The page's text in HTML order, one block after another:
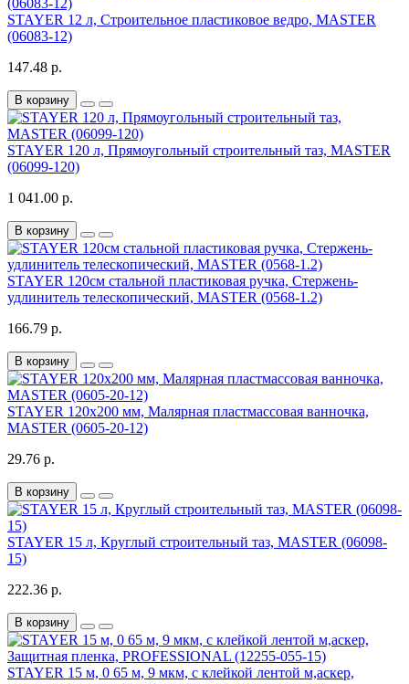
STAYER 12 л, Строительное пластиковое ведро, MASTER
(06083-12)
147.48 р.
В корзину
STAYER 120 л, Прямоугольный строительный таз, MASTER
(06099-120)
1 041.00 р.
В корзину
STAYER 120см стальной пластиковая ручка, Стержень-
удлинитель телескопический, MASTER (0568-1.2)
166.79 р.
В корзину
STAYER 120х200 мм, Малярная пластмассовая ванночка,
MASTER (0605-20-12)
29.76 р.
В корзину
STAYER 15 л, Круглый строительный таз, MASTER (06098-
15)
222.36 р.
В корзину
STAYER 15 м, 0 65 м, 9 мкм, с клейкой лентой м,аскер,